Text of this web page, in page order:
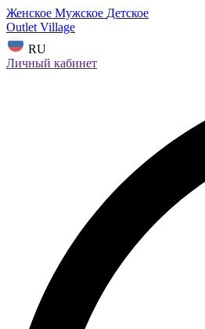
Женское Мужское Детское
Outlet Village
RU
Личный кабинет